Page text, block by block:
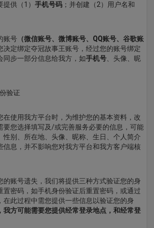
供（1） 手机号码 ；并创建（2）用户名和
账号 （微信账号、微博账号、QQ账号、 谷歌账
决定绑定夺冠故事王账号，经过您的账号绑定
同步一部分信息给我方，如手机号 、头像、昵
验证
在使用我方平台时，为维护您的基本资料，改
要您选择填写及/或完善服务必要的信息，可能
性别、所在地、头像、昵称、生日、个人简介
信息，并不影响您对我方平台和我方客户端核
的账号遗失，我们将提供三种方式验证您的身
置密码，如手机身份验证后重置密码，或通过
在此过程中需您提供一些信息以验证您的身
我方可能需要您提供经常登录地点，和经常登